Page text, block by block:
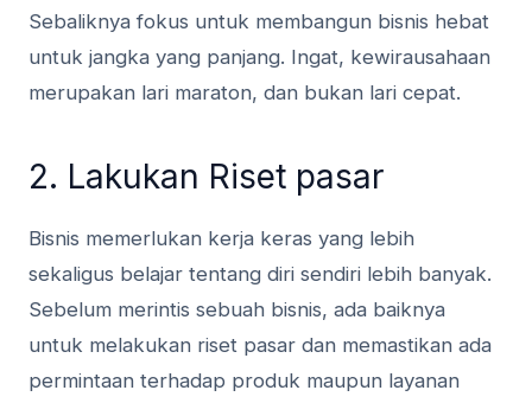
Sebaliknya fokus untuk membangun bisnis hebat
untuk jangka yang panjang. Ingat, kewirausahaan
merupakan lari maraton, dan bukan lari cepat.
2. Lakukan Riset pasar
Bisnis memerlukan kerja keras yang lebih
sekaligus belajar tentang diri sendiri lebih banyak.
Sebelum merintis sebuah bisnis, ada baiknya
untuk melakukan riset pasar dan memastikan ada
permintaan terhadap produk maupun layanan